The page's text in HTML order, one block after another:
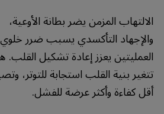
الالتهاب المزمن يضر بطانة الأوعية،
والإجهاد التأكسدي يسبب ضرر
العمليتين يعزز إعادة تشكيل القلب.
تتغير بنية القلب استجابة للتوتر،
أقل كفاءة وأكثر عرضة للفشل.